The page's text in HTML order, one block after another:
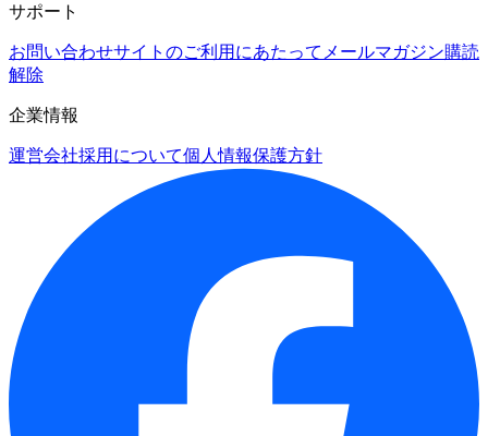
サポート
お問い合わせサイトのご利用にあたって メールマガジン購読
解除
企業情報
運営会社採用について個人情報保護方針